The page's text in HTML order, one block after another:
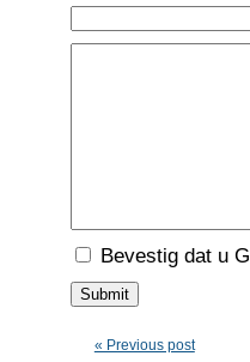
Bevestig dat u
« Previous post